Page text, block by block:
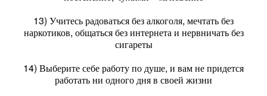
13) Учитесь радоваться без алкоголя, мечтать без
наркотиков, общаться без интернета и нервничать без
сигареты
14) Выберите себе работу по душе, и вам не придется
работать ни одного дня в своей жизни